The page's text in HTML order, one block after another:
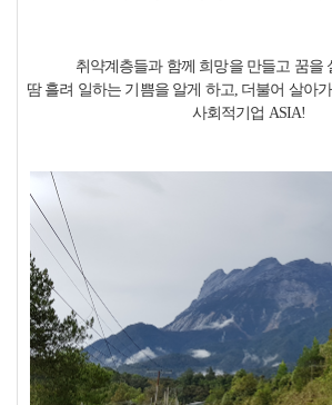
취약계층들과 함께 희망을 만들고 꿈을
땀 흘려 일하는 기쁨을 알게 하고, 더불어 살아
사회적기업 ASIA!